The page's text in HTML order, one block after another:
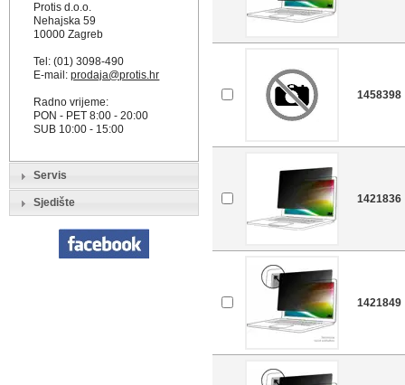
Protis d.o.o.
Nehajska 59
10000 Zagreb
Tel: (01) 3098-490
E-mail:prodaja@protis.hr
Radno vrijeme:
PON - PET 8:00 - 20:00
SUB 10:00 - 15:00
Servis
Sjedište
1458398
1421836
1421849